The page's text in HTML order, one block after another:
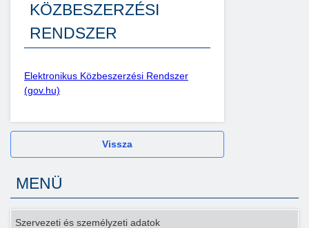
KÖZBESZERZÉSI
RENDSZER
Elektronikus Közbeszerzési Rendszer
(gov.hu)
Vissza
MENÜ
Szervezeti és személyzeti adatok